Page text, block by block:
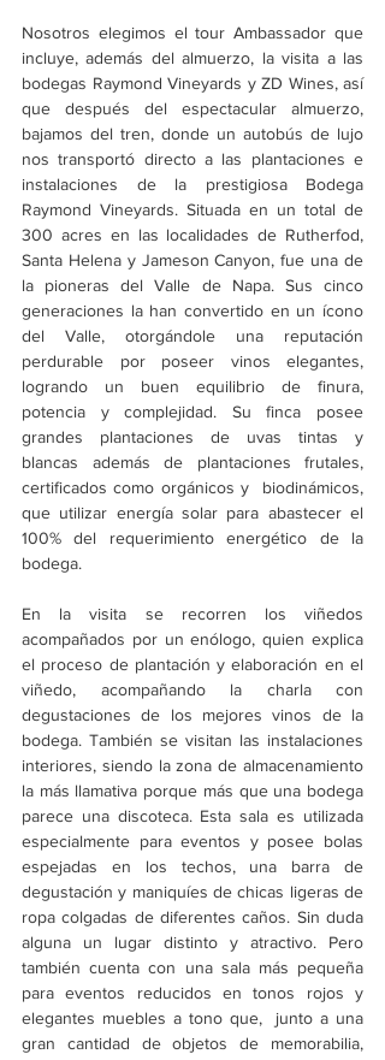
Nosotros elegimos el tour Ambassador que
incluye, además del almuerzo, la visita a las
bodegas Raymond Vineyards y ZD Wines, así
que después del espectacular almuerzo,
bajamos del tren, donde un autobús de lujo
nos transportó directo a las plantaciones e
instalaciones de la prestigiosa Bodega
Raymond Vineyards. Situada en un total de
300 acres en las localidades de Rutherfod,
Santa Helena y Jameson Canyon, fue una de
la pioneras del Valle de Napa. Sus cinco
generaciones la han convertido en un ícono
del Valle, otorgándole una reputación
perdurable por poseer vinos elegantes,
logrando un buen equilibrio de finura,
potencia y complejidad. Su finca posee
grandes plantaciones de uvas tintas y
blancas además de plantaciones frutales,
certificados como orgánicos y  biodinámicos,
que utilizar energía solar para abastecer el
100% del requerimiento energético de la
bodega.
En la visita se recorren los viñedos
acompañados por un enólogo, quien explica
el proceso de plantación y elaboración en el
viñedo, acompañando la charla con
degustaciones de los mejores vinos de la
bodega. También se visitan las instalaciones
interiores, siendo la zona de almacenamiento
la más llamativa porque más que una bodega
parece una discoteca. Esta sala es utilizada
especialmente para eventos y posee bolas
espejadas en los techos, una barra de
degustación y maniquíes de chicas ligeras de
ropa colgadas de diferentes caños. Sin duda
alguna un lugar distinto y atractivo. Pero
también cuenta con una sala más pequeña
para eventos reducidos en tonos rojos y
elegantes muebles a tono que,  junto a una
gran cantidad de objetos de memorabilia,